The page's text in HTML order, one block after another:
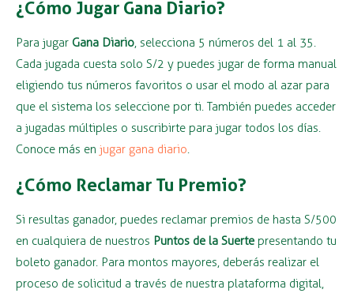
¿Cómo Jugar Gana Diario?
Para jugar Gana Diario, selecciona 5 números del 1 al 35.
Cada jugada cuesta solo S/2 y puedes jugar de forma manual
eligiendo tus números favoritos o usar el modo al azar para
que el sistema los seleccione por ti. También puedes acceder
a jugadas múltiples o suscribirte para jugar todos los días.
Conoce más en jugar gana diario.
¿Cómo Reclamar Tu Premio?
Si resultas ganador, puedes reclamar premios de hasta S/500
en cualquiera de nuestros Puntos de la Suerte presentando tu
boleto ganador. Para montos mayores, deberás realizar el
proceso de solicitud a través de nuestra plataforma digital,